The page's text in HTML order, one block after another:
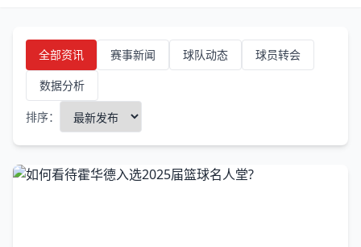
全部资讯 赛事新闻 球队动态
球员转会
数据分析
排序：